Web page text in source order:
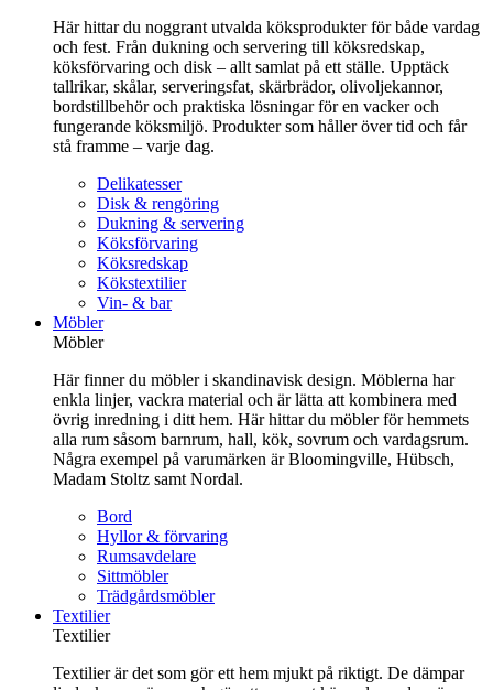
Här hittar du noggrant utvalda köksprodukter för både vardag
och fest. Från dukning och servering till köksredskap,
köksförvaring och disk – allt samlat på ett ställe. Upptäck
tallrikar, skålar, serveringsfat, skärbrädor, olivoljekannor,
bordstillbehör och praktiska lösningar för en vacker och
fungerande köksmiljö. Produkter som håller över tid och får
stå framme – varje dag.
Delikatesser
Disk & rengöring
Dukning & servering
Köksförvaring
Köksredskap
Kökstextilier
Vin- & bar
Möbler
Möbler
Här finner du möbler i skandinavisk design. Möblerna har
enkla linjer, vackra material och är lätta att kombinera med
övrig inredning i ditt hem. Här hittar du möbler för hemmets
alla rum såsom barnrum, hall, kök, sovrum och vardagsrum.
Några exempel på varumärken är Bloomingville, Hübsch,
Madam Stoltz samt Nordal.
Bord
Hyllor & förvaring
Rumsavdelare
Sittmöbler
Trädgårdsmöbler
Textilier
Textilier
Textilier är det som gör ett hem mjukt på riktigt. De dämpar